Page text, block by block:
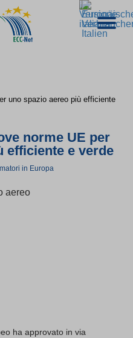
uno spazio aereo più efficiente
norme UE per
efficiente e verde
in Europa
ha approvato in via